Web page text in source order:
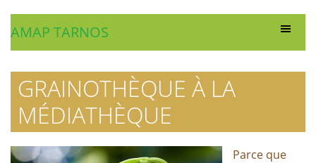
AMAP TARNOS
GRAINOTHÈQUE À LA
MÉDIATHÈQUE
Parce que